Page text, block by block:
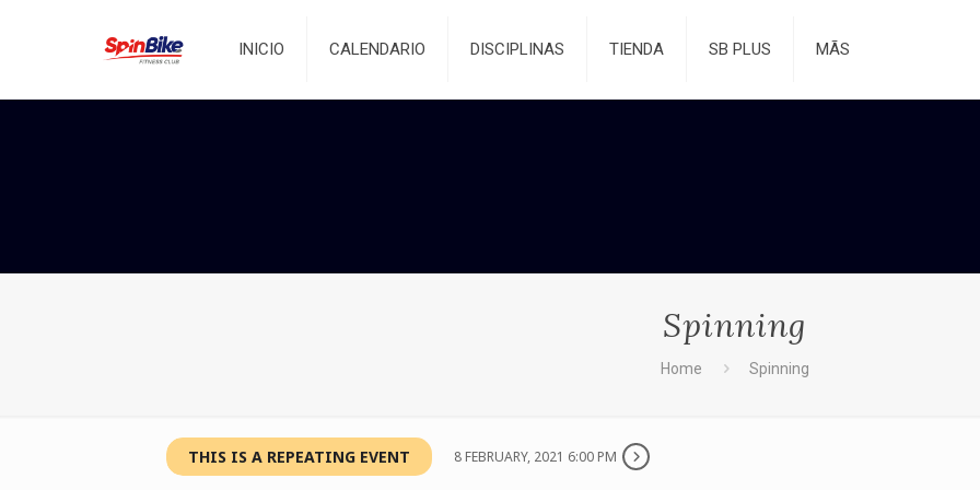
INICIO CALENDARIO DISCIPLINAS TIENDA SB PLUS MÃS
Spinning
Home Spinning
THIS IS A REPEATING EVENT 8 FEBRUARY, 2021 6:00 PM